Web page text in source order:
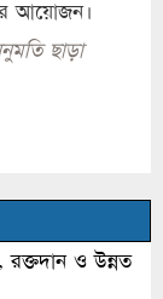
আয়োজন।
ছাড়া
রক্তদান ও উন্নত